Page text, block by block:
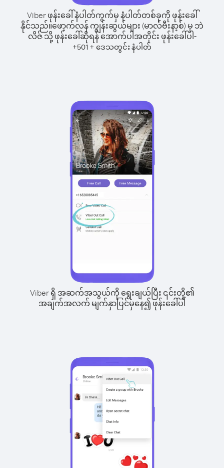
Viber ဖုန်းခေါ်နံပါတ်ကွက်မှ နံပါတ်တစ်ခုကို ဖုန်းခေါ်
နိုင်သည်။ဖော့က်လန် ကျွန်းဆွယ်များ (မာလ်ဗီးနာ့စ်) မှ ဘဲ
လိဇ် သို့ ဖုန်းခေါ်ဆိုရန် အောက်ပါအတိုင်း ဖုန်းခေါ်ပါ-
+501 + ဒေသတွင်း နံပါတ်
Viber ရှိ အဆက်အသွယ်ကို ရွေးချယ်ပြီး ၎င်းတို့၏
အချက်အလက် မျက်နှာပြင်မှနေ၍ ဖုန်းခေါ်ပါ